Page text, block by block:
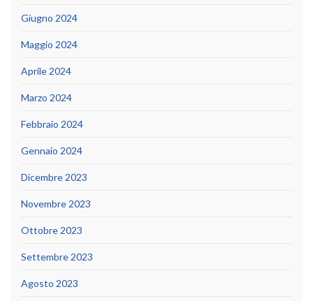
Giugno 2024
Maggio 2024
Aprile 2024
Marzo 2024
Febbraio 2024
Gennaio 2024
Dicembre 2023
Novembre 2023
Ottobre 2023
Settembre 2023
Agosto 2023